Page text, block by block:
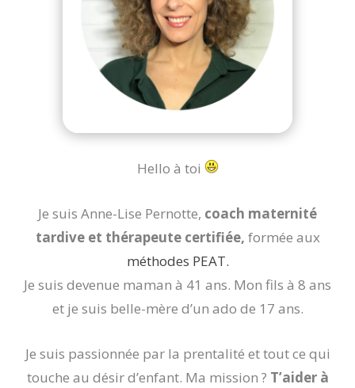
Hello à toi
Je suis Anne-Lise Pernotte, coach maternité
tardive et thérapeute certifiée, formée aux
méthodes PEAT.
Je suis devenue maman à 41 ans. Mon fils à 8 ans
et je suis belle-mère d’un ado de 17 ans.
Je suis passionnée par la prentalité et tout ce qui
touche au désir d’enfant. Ma mission ? T’aider à